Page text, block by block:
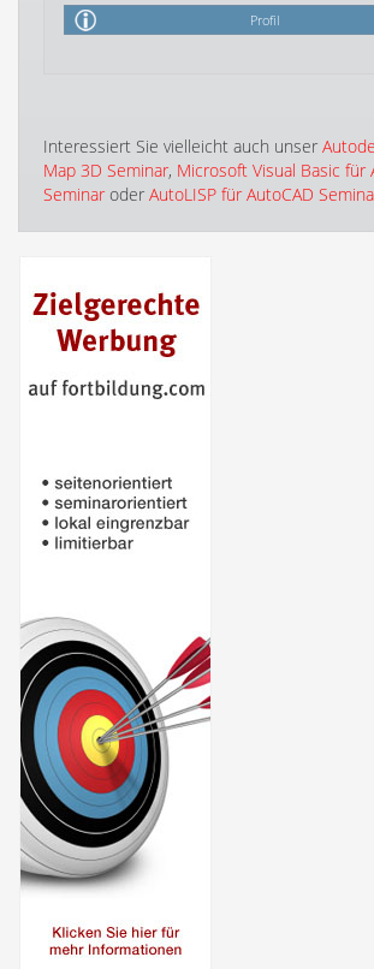
Profil
Interessiert Sie vielleicht auch unser
Map 3D Seminar, Microsoft Visual Basic für
Seminar oder AutoLISP für AutoCAD